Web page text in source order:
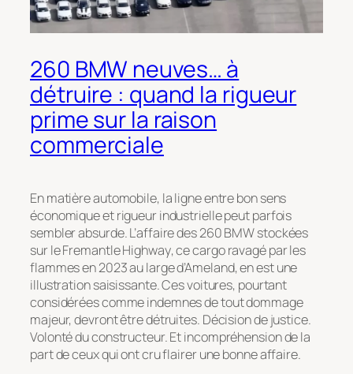
260 BMW neuves… à
détruire : quand la rigueur
prime sur la raison
commerciale
En matière automobile, la ligne entre bon sens
économique et rigueur industrielle peut parfois
sembler absurde. L’affaire des 260 BMW stockées
sur leFremantle Highway, ce cargo ravagé par les
flammes en 2023 au large d’Ameland, en est une
illustration saisissante. Ces voitures, pourtant
considérées comme indemnes de tout dommage
majeur, devront être détruites. Décision de justice.
Volonté du constructeur. Et incompréhension de la
part de ceux qui ont cru flairer une bonne affaire.